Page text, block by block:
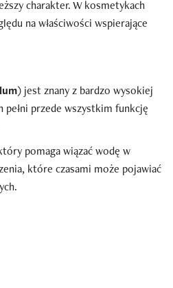
charakter. W kosmetykach
na właściwości wspierające
jest znany z bardzo wysokiej
przede wszystkim funkcję
pomaga wiązać wodę w
które czasami może pojawiać